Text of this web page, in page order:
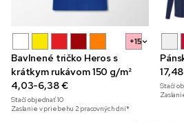
+15
Bavlnené tričko Heros s
krátkym rukávom 150 g/m²
4,03-6,38 €
Stačí objednať10
Zaslanie v priebehu 2 pracovných dní*
Stačí